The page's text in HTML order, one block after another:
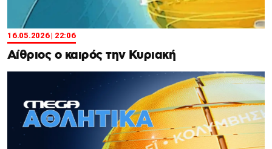
16.05.2026 | 22:06
Αίθριος ο καιρός την Κυριακή